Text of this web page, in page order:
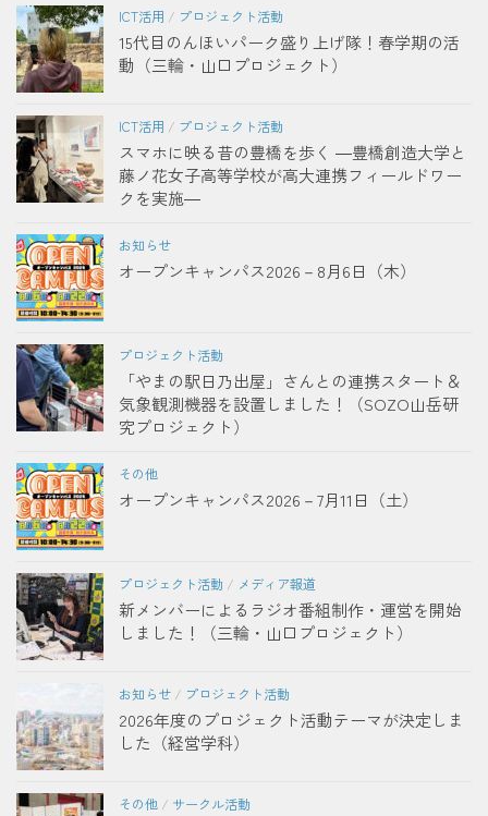
ICT活用 / プロジェクト活動
15代目のんほいパーク盛り上げ隊！春学期の活
動（三輪・山口プロジェクト）
ICT活用 / プロジェクト活動
スマホに映る昔の豊橋を歩く ―豊橋創造大学と
藤ノ花女子高等学校が高大連携フィールドワー
クを実施―
お知らせ
オープンキャンパス2026－8月6日（木）
プロジェクト活動
「やまの駅日乃出屋」さんとの連携スタート＆
気象観測機器を設置しました！（SOZO山岳研
究プロジェクト）
その他
オープンキャンパス2026－7月11日（土）
プロジェクト活動 / メディア報道
新メンバーによるラジオ番組制作・運営を開始
しました！（三輪・山口プロジェクト）
お知らせ / プロジェクト活動
2026年度のプロジェクト活動テーマが決定しま
した（経営学科）
その他 / サークル活動